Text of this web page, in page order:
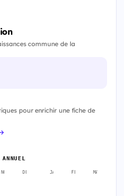
commune de la
pour enrichir une fiche de
NOV. DÉC. JANV. FÉVR. MARS